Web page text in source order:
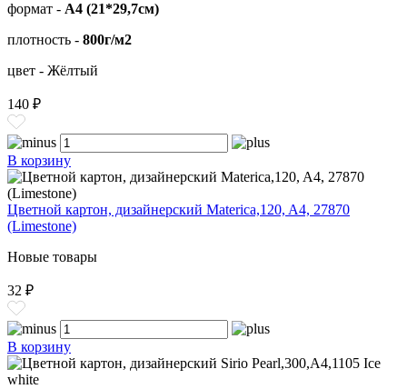
формат - А4 (21*29,7см)
плотность - 800г/м2
цвет - Жёлтый
140 ₽
В корзину
Цветной картон, дизайнерский Materica,120, A4, 27870
(Limestone)
Новые товары
32 ₽
В корзину